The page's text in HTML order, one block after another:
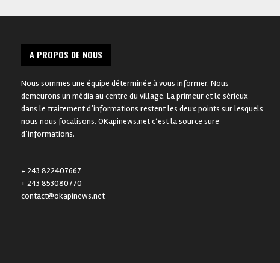
A PROPOS DE NOUS
Nous sommes une équipe déterminée à vous informer. Nous
demeurons un média au centre du village. La primeur et le sérieux
dans le traitement d’informations restent les deux points sur lesquels
nous nous focalisons. OKapinews.net c’est la source sure
d’informations.
+ 243 822407667
+ 243 853080770
contact@okapinews.net